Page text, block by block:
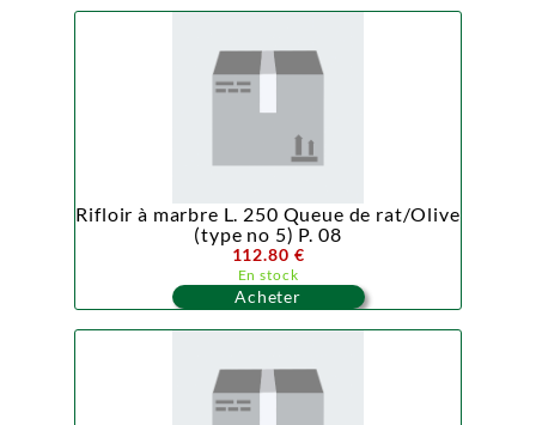
Rifloir à marbre L. 250 Queue de rat/Olive
(type no 5) P. 08
112.80 €
En stock
Acheter